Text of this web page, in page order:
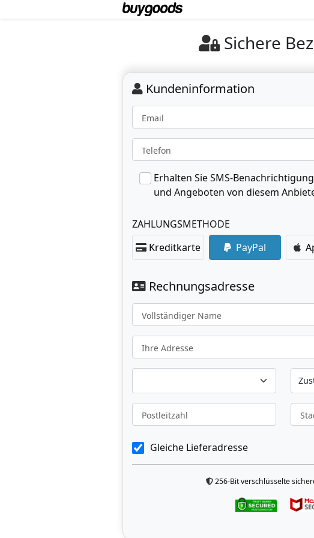
Sichere
Kundeninformation
Email
Telefon
Erhalten Sie SMS-
und Angeboten von diesem
ZAHLUNGSMETHODE
Kreditkarte
PayPal
Rechnungsadresse
Vollständiger Name
Ihre Adresse
Postleitzahl
Gleiche Lieferadresse
256-Bit verschlüsselte